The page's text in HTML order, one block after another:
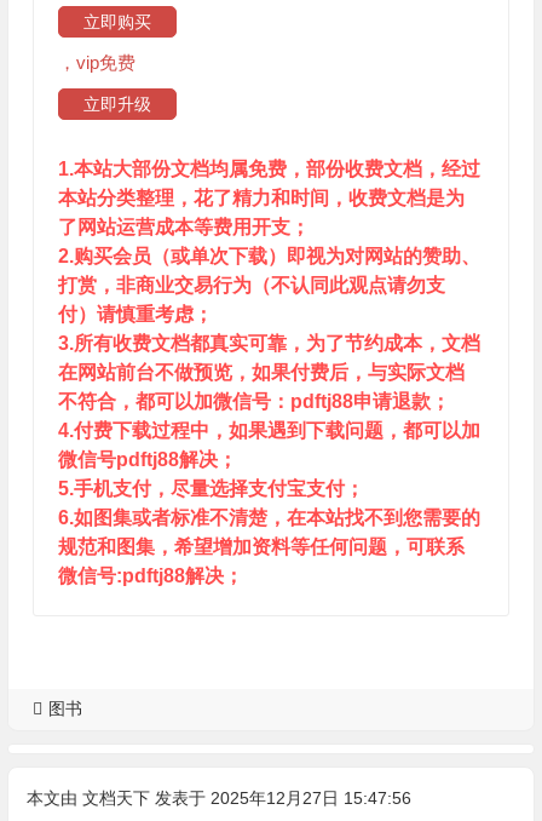
立即购买
，vip免费
立即升级
1.本站大部份文档均属免费，部份收费文档，经过
本站分类整理，花了精力和时间，收费文档是为
了网站运营成本等费用开支；
2.购买会员（或单次下载）即视为对网站的赞助、
打赏，非商业交易行为（不认同此观点请勿支
付）请慎重考虑；
3.所有收费文档都真实可靠，为了节约成本，文档
在网站前台不做预览，如果付费后，与实际文档
不符合，都可以加微信号：pdftj88申请退款；
4.付费下载过程中，如果遇到下载问题，都可以加
微信号pdftj88解决；
5.手机支付，尽量选择支付宝支付；
6.如图集或者标准不清楚，在本站找不到您需要的
规范和图集，希望增加资料等任何问题，可联系
微信号:pdftj88解决；
图书
本文由 文档天下发表于 2025年12月27日 15:47:56